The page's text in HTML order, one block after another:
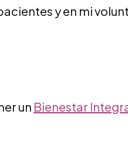
y en mi
un Bienestar